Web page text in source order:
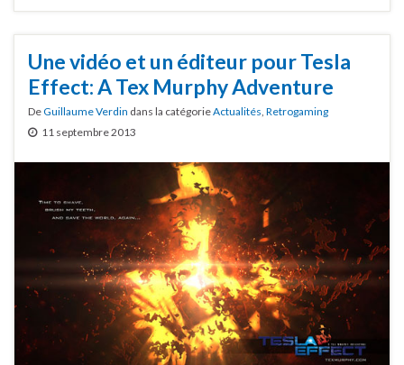
Une vidéo et un éditeur pour Tesla
Effect: A Tex Murphy Adventure
DeGuillaume Verdin dans la catégorieActualités, Retrogaming
11 septembre 2013